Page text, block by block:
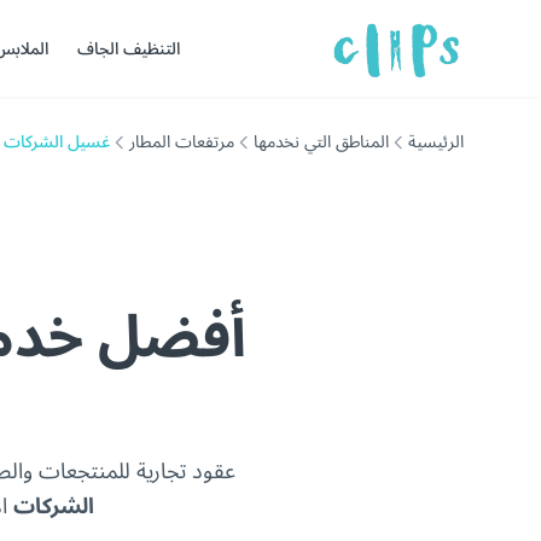
التنظيف الجاف
الرئيسية المناطق التي نخدمها مرتفعات المطار غسيل الشركات
أفضل
عقود تجارية للمنتجعات
الشركات